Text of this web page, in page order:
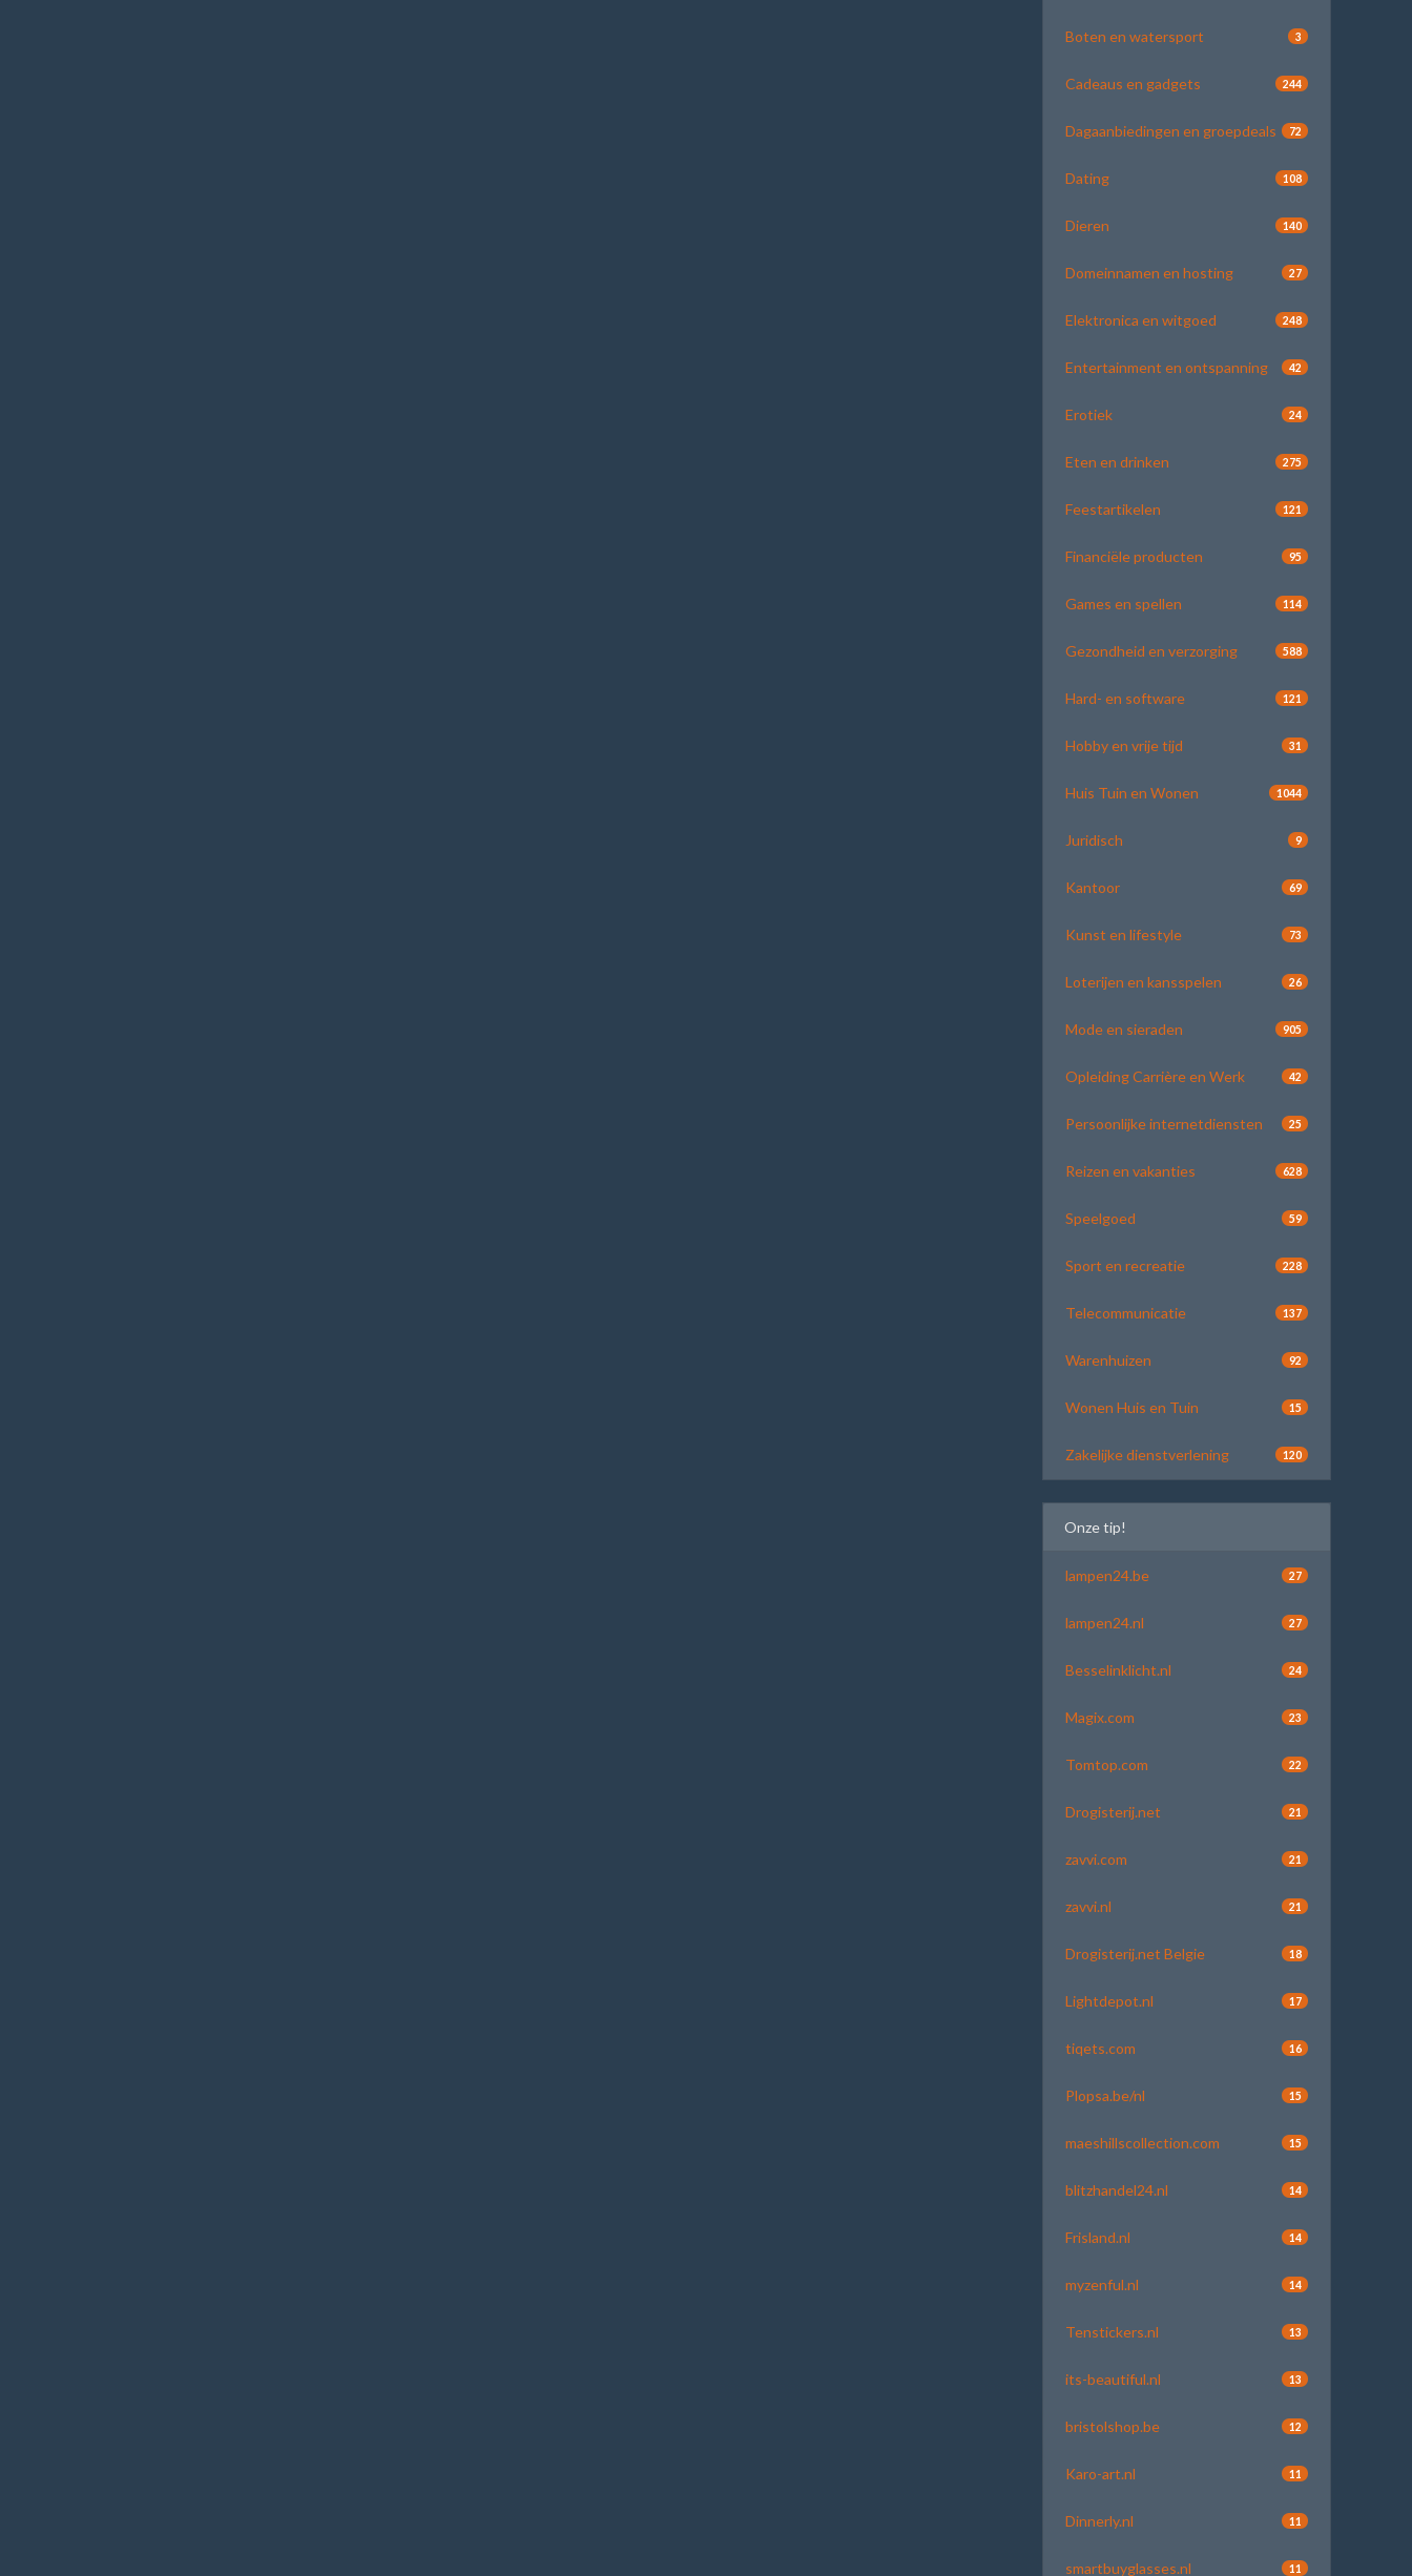
Boten en watersport 3
Cadeaus en gadgets 244
Dagaanbiedingen en groepdeals 72
Dating 108
Dieren 140
Domeinnamen en hosting 27
Elektronica en witgoed 248
Entertainment en ontspanning 42
Erotiek 24
Eten en drinken 275
Feestartikelen 121
Financiële producten 95
Games en spellen 114
Gezondheid en verzorging 588
Hard- en software 121
Hobby en vrije tijd 31
Huis Tuin en Wonen 1044
Juridisch 9
Kantoor 69
Kunst en lifestyle 73
Loterijen en kansspelen 26
Mode en sieraden 905
Opleiding Carrière en Werk 42
Persoonlijke internetdiensten 25
Reizen en vakanties 628
Speelgoed 59
Sport en recreatie 228
Telecommunicatie 137
Warenhuizen 92
Wonen Huis en Tuin 15
Zakelijke dienstverlening 120
Onze tip!
lampen24.be 27
lampen24.nl 27
Besselinklicht.nl 24
Magix.com 23
Tomtop.com 22
Drogisterij.net 21
zavvi.com 21
zavvi.nl 21
Drogisterij.net Belgie 18
Lightdepot.nl 17
tiqets.com 16
Plopsa.be/nl 15
maeshillscollection.com 15
blitzhandel24.nl 14
Frisland.nl 14
myzenful.nl 14
Tenstickers.nl 13
its-beautiful.nl 13
bristolshop.be 12
Karo-art.nl 11
Dinnerly.nl 11
smartbuyglasses.nl 11